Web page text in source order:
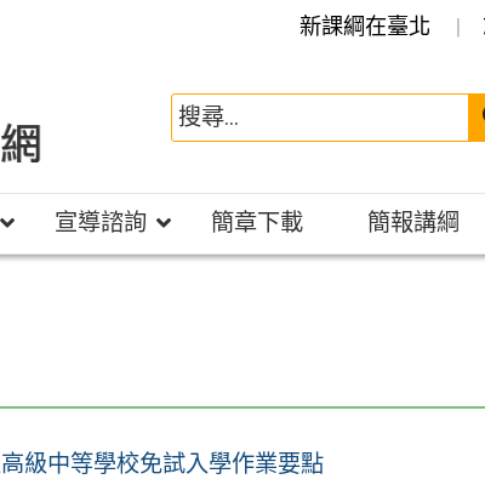
新課綱在臺北
宣導諮詢 簡章下載 簡報講綱
級中等學校免試入學作業要點